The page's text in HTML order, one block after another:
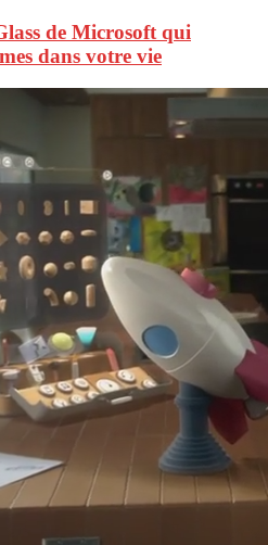
de Microsoft qui
dans votre vie